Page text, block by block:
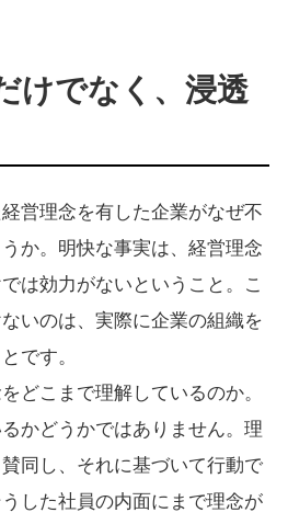
けでなく、浸透
営理念を有した企業がなぜ不
か。明快な事実は、経営理念
は効力がないということ。こ
いのは、実際に企業の組織を
です。
どこまで理解しているのか。
かどうかではありません。理
同し、それに基づいて行動で
した社員の内面にまで理念が